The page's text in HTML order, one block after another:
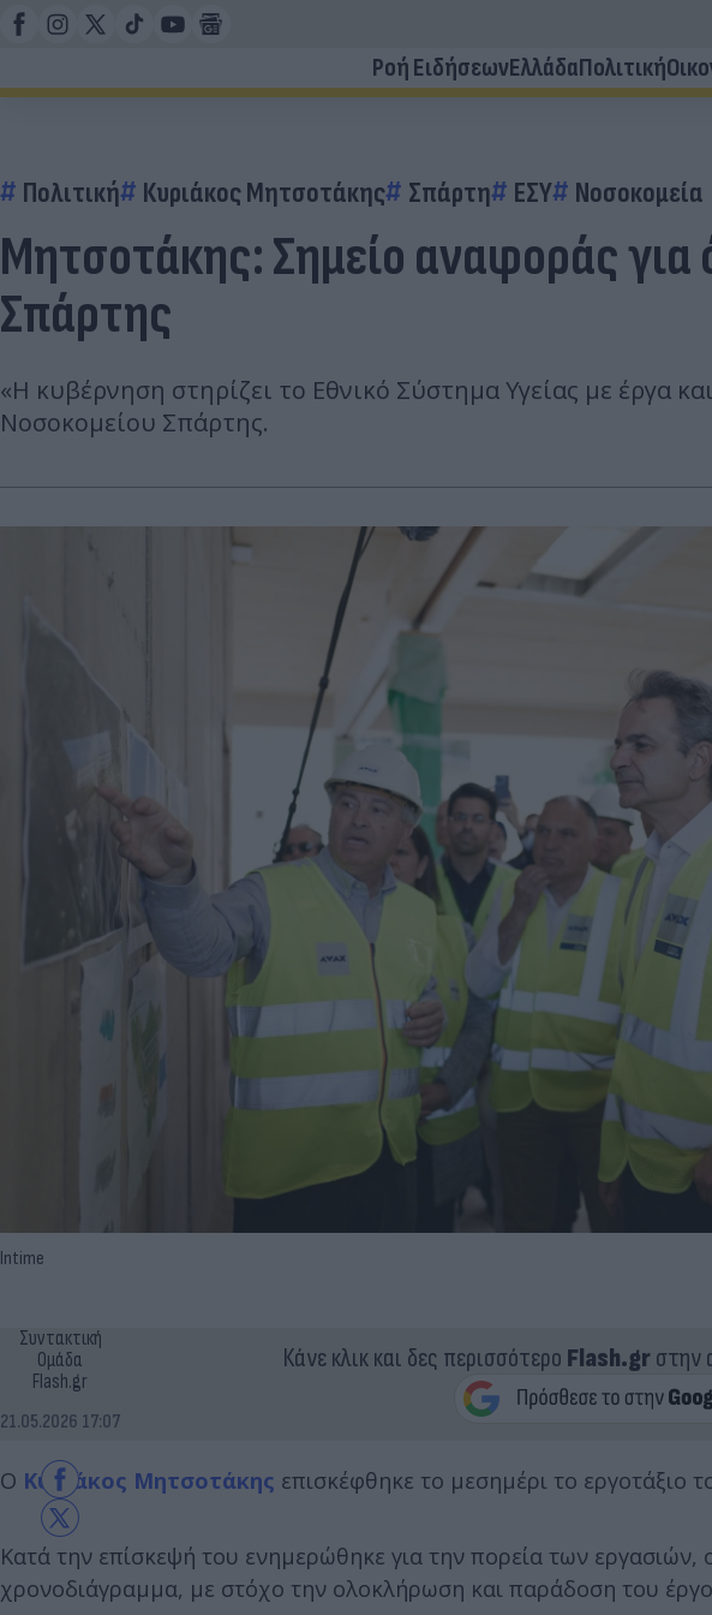
Ροή ΕιδήσεωνΕλλάδαΠολιτική
Πολιτική Κυριάκος Μητσοτάκης Σπάρτη ΕΣΥ Νοσοκομεία
Μητσοτάκης: Σημείο αναφοράς για
Σπάρτης
«Η κυβέρνηση στηρίζει το Εθνικό Σύστημα Υγείας με έργα
Νοσοκομείου Σπάρτης.
Intime
Συντακτική
Ομάδα
Flash.gr
21.05.2026 17:07
Κάνε κλικ και δες περισσότερο Flash.grστην
Ο Κυριάκος Μητσοτάκης επισκέφθηκε το μεσημέρι το εργοτάξιο
Κατά την επίσκεψή του ενημερώθηκε για την πορεία των εργασιών,
χρονοδιάγραμμα, με στόχο την ολοκλήρωση και παράδοση του